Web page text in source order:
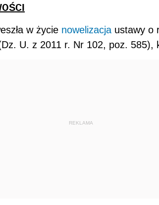
w życie nowelizacjaustawy o
U. z 2011 r. Nr 102, poz. 585),
REKLAMA